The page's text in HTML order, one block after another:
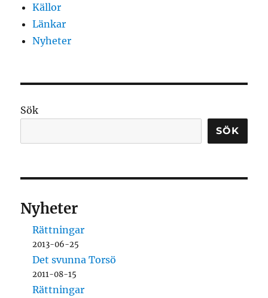
Källor
Länkar
Nyheter
Sök
SÖK
Nyheter
Rättningar
2013-06-25
Det svunna Torsö
2011-08-15
Rättningar